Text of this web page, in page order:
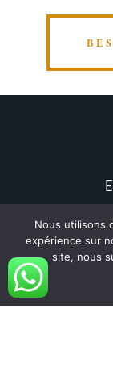
Nous utilisons
expérience sur
site, nous